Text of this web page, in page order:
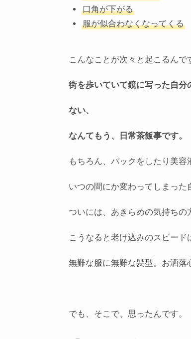
口角が下がる
服が似合わなくなってくる
こんなことが次々と起こるんで
街を歩いていて鏡に写った自分
ない、
なんてもう、日常茶飯事です。
もちろん、パックをしたり美容
いつの間にか変わってしまった
ついには、あきらめの気持ちの
こうなると老け込みのスピード
無難な服に無難な髪型。お洒落
でも、そこで、思ったんです。